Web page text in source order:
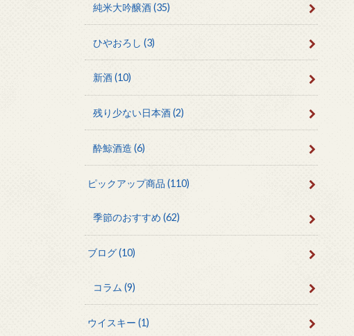
純米大吟醸酒(35)
ひやおろし (3)
新酒(10)
残り少ない日本酒(2)
酔鯨酒造 (6)
ピックアップ商品(110)
季節のおすすめ (62)
ブログ(10)
コラム (9)
ウイスキー(1)